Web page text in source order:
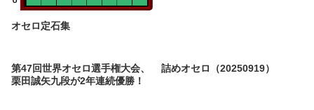
オセロ定石集
第47回世界オセロ選手権大会、
栗田誠矢九段が2年連続優勝！
詰めオセロ（20250919）